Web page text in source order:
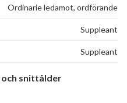
Ordinarie ledamot, ordförande
Suppleant
Suppleant
snittålder